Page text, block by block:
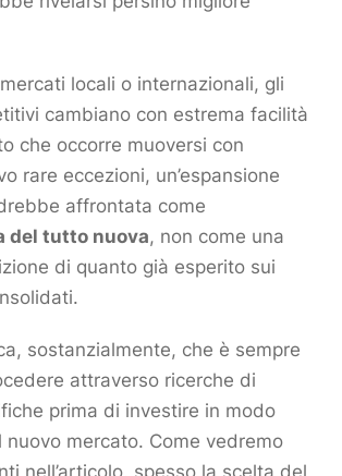
locali o internazionali, gli
cambiano con estrema facilità
che occorre muoversi con
rare eccezioni, un’espansione
affrontata come
del tutto nuova, non come una
di quanto già esperito sui
sostanzialmente, che è sempre
attraverso ricerche di
prima di investire in modo
nuovo mercato. Come vedremo
nell’articolo, spesso la scelta del